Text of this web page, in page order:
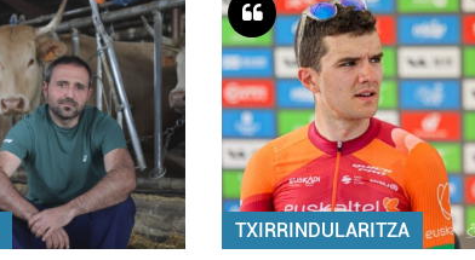
TXIRRINDULARITZA